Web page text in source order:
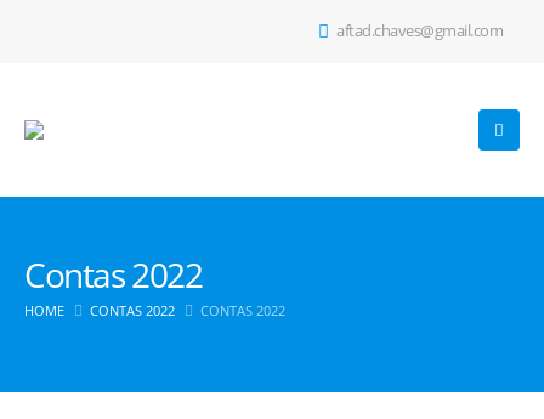
aftad.chaves@gmail.com
Contas 2022
HOME CONTAS 2022 CONTAS 2022